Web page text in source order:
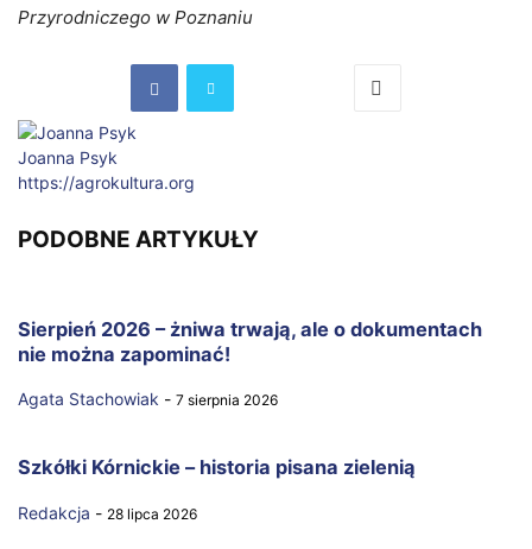
Przyrodniczego w Poznaniu
Joanna Psyk
https://agrokultura.org
PODOBNE ARTYKUŁY
Sierpień 2026 – żniwa trwają, ale o dokumentach
nie można zapominać!
Agata Stachowiak - 7 sierpnia 2026
Szkółki Kórnickie – historia pisana zielenią
Redakcja - 28 lipca 2026